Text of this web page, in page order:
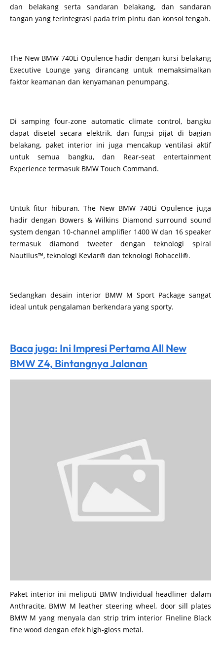
dan belakang serta sandaran belakang, dan sandaran
tangan yang terintegrasi pada trim pintu dan konsol tengah.
The New BMW 740Li Opulence hadir dengan kursi belakang
Executive Lounge yang dirancang untuk memaksimalkan
faktor keamanan dan kenyamanan penumpang.
Di samping four-zone automatic climate control, bangku
dapat disetel secara elektrik, dan fungsi pijat di bagian
belakang, paket interior ini juga mencakup ventilasi aktif
untuk semua bangku, dan Rear-seat entertainment
Experience termasuk BMW Touch Command.
Untuk fitur hiburan, The New BMW 740Li Opulence juga
hadir dengan Bowers & Wilkins Diamond surround sound
system dengan 10-channel amplifier 1400 W dan 16 speaker
termasuk diamond tweeter dengan teknologi spiral
Nautilus™, teknologi Kevlar® dan teknologi Rohacell®.
Sedangkan desain interior BMW M Sport Package sangat
ideal untuk pengalaman berkendara yang sporty.
Baca juga: Ini Impresi Pertama All New
BMW Z4, Bintangnya Jalanan
Paket interior ini meliputi BMW Individual headliner dalam
Anthracite, BMW M leather steering wheel, door sill plates
BMW M yang menyala dan strip trim interior Fineline Black
fine wood dengan efek high-gloss metal.